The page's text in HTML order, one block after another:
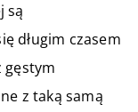
są
długim czasem
gęstym
z taką samą